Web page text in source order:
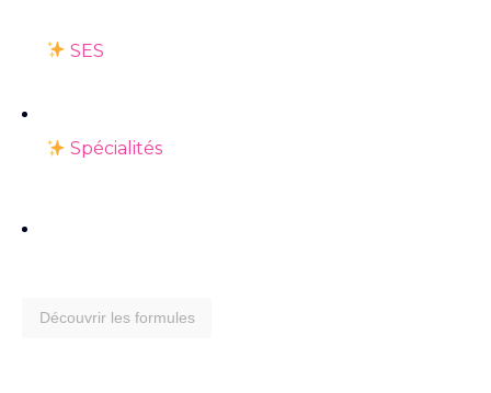
SES
Spécialités
Découvrir les formules